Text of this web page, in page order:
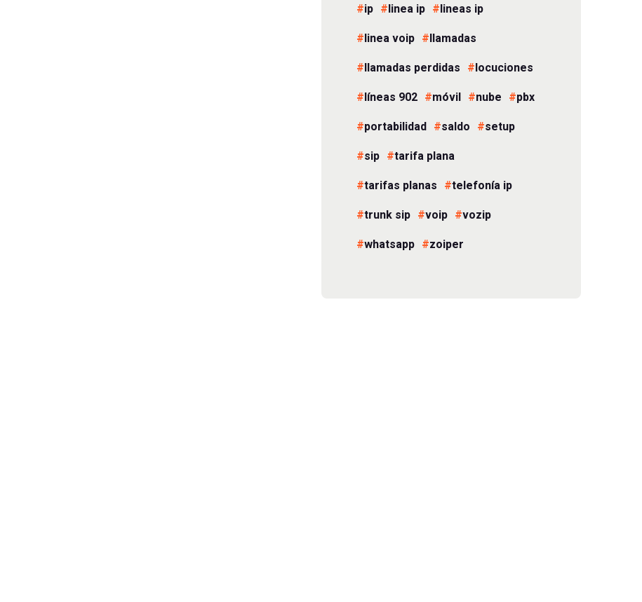
ip
linea ip
lineas ip
linea voip
llamadas
llamadas perdidas
locuciones
líneas 902
móvil nube
pbx
portabilidad
saldo
setup
sip
tarifa plana
tarifas planas
telefonía ip
trunk sip
voip
vozip
whatsapp
zoiper